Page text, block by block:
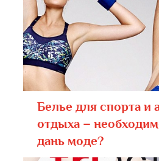
Белье для спорта и
отдыха –
дань моде?